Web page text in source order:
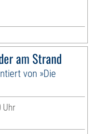
am Strand
von »Die
Uhr